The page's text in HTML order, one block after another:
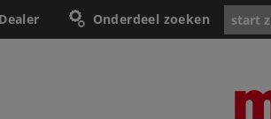
Onderdeel zoeken
Dealer